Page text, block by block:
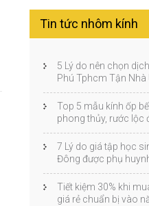
Tin tức nhôm kính
5 Lý do nên chọn
Phú Tphcm Tận
Top 5 mẫu kính ốp
phong thủy, rước lộc
7 Lý do giá tập học
Đông được phụ
Tiết kiệm 30% khi
giá rẻ chuẩn bị vào